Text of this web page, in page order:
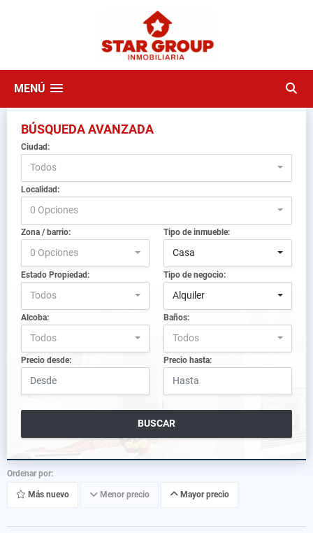
MENÚ
BÚSQUEDA AVANZADA
Ciudad:
Todos
Localidad:
0 Opciones
Zona / barrio:
0 Opciones
Tipo de inmueble:
Casa
Estado Propiedad:
Todos
Tipo de negocio:
Alquiler
Alcoba:
Todos
Baños:
Todos
Precio desde: Precio hasta:
BUSCAR
Ordenar por:
Más nuevo Menor precio Mayor precio